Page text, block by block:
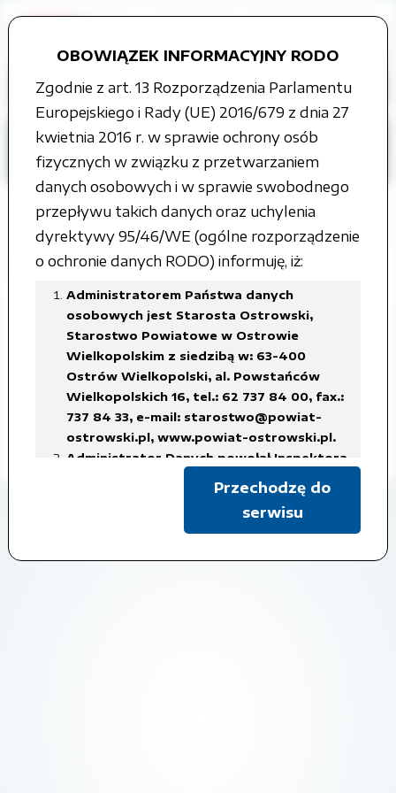
OBOWIĄZEK INFORMACYJNY RODO
Zgodnie z art. 13 Rozporządzenia Parlamentu
Europejskiego i Rady (UE) 2016/679 z dnia 27
kwietnia 2016 r. w sprawie ochrony osób
fizycznych w związku z przetwarzaniem
danych osobowych i w sprawie swobodnego
przepływu takich danych oraz uchylenia
dyrektywy 95/46/WE (ogólne rozporządzenie
o ochronie danych RODO) informuję, iż:
Administratorem Państwa danych
osobowych jest Starosta Ostrowski,
Starostwo Powiatowe w Ostrowie
Wielkopolskim z siedzibą w: 63-400
Ostrów Wielkopolski, al. Powstańców
Wielkopolskich 16, tel.: 62 737 84 00, fax.:
737 84 33, e-mail: starostwo@powiat-
ostrowski.pl, www.powiat-ostrowski.pl.
Administrator Danych powołał Inspektora
w Starostwie Powiatowym w Ostrowie
Wielkopolskim, tel.: 62 737 84 38, fax.: 737
e-mail: iod@powiat-ostrowski.pl,
Przechodzę do
serwisu
Strona główna
Grupy tematyczne
Wybory samorządowe
2018
Informacja o dyżurach PKW
Załączone pliki
Informacja o dyżurach PKW .pdf
Czas udostępnienia: 2018-10-18
Pokaż metadane